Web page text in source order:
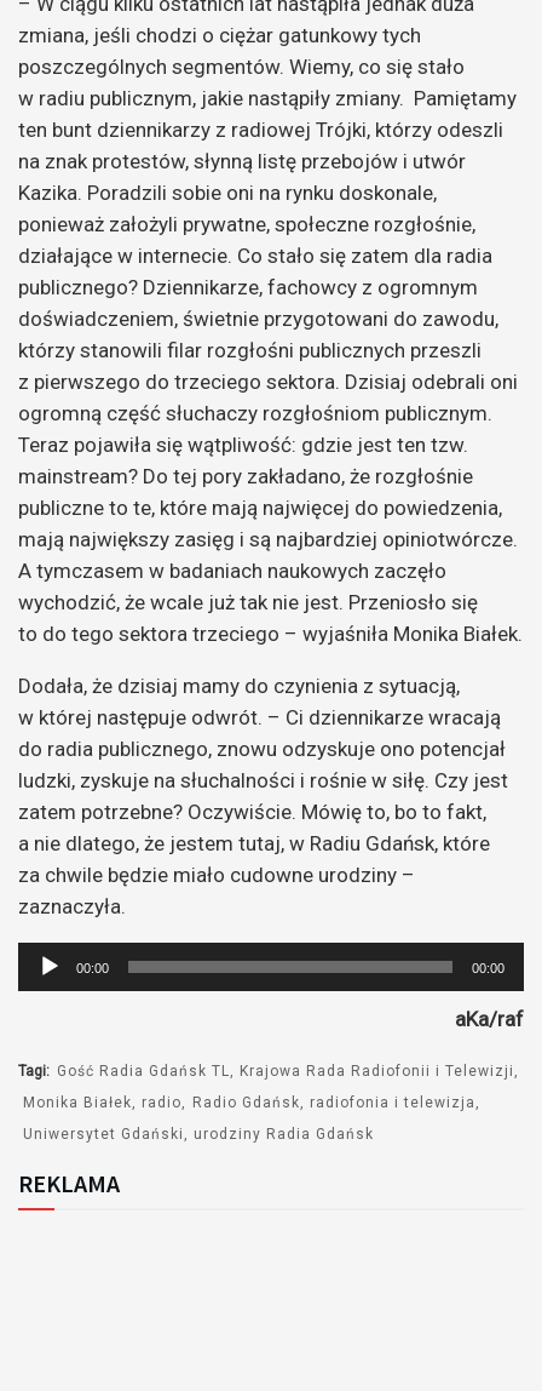
zmiana, jeśli chodzi o ciężar gatunkowy tych
poszczególnych segmentów. Wiemy, co się stało
w radiu publicznym, jakie nastąpiły zmiany. Pamiętamy
ten bunt dziennikarzy z radiowej Trójki, którzy odeszli
na znak protestów, słynną listę przebojów i utwór
Kazika. Poradzili sobie oni na rynku doskonale,
ponieważ założyli prywatne, społeczne rozgłośnie,
działające w internecie. Co stało się zatem dla radia
publicznego? Dziennikarze, fachowcy z ogromnym
doświadczeniem, świetnie przygotowani do zawodu,
którzy stanowili filar rozgłośni publicznych przeszli
z pierwszego do trzeciego sektora. Dzisiaj odebrali oni
ogromną część słuchaczy rozgłośniom publicznym.
Teraz pojawiła się wątpliwość: gdzie jest ten tzw.
mainstream? Do tej pory zakładano, że rozgłośnie
publiczne to te, które mają najwięcej do powiedzenia,
mają największy zasięg i są najbardziej opiniotwórcze.
A tymczasem w badaniach naukowych zaczęło
wychodzić, że wcale już tak nie jest. Przeniosło się
to do tego sektora trzeciego – wyjaśniła Monika Białek.
Dodała, że dzisiaj mamy do czynienia z sytuacją,
w której następuje odwrót. – Ci dziennikarze wracają
do radia publicznego, znowu odzyskuje ono potencjał
ludzki, zyskuje na słuchalności i rośnie w siłę. Czy jest
zatem potrzebne? Oczywiście. Mówię to, bo to fakt,
a nie dlatego, że jestem tutaj, w Radiu Gdańsk, które
za chwile będzie miało cudowne urodziny –
zaznaczyła.
Odtwarzacz
plików
00:00 00:00
aKa/raf
Tagi: Gość Radia Gdańsk TL
Krajowa Rada Radiofonii i Telewizji
Monika Białek
radio Radio Gdańsk
radiofonia i telewizja
Uniwersytet Gdański
urodziny Radia Gdańsk
REKLAMA